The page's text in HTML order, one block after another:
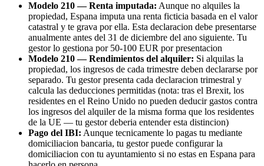
Modelo 210 — Renta imputada: Aunque no alquiles la
propiedad, Espana imputa una renta ficticia basada en el valor
catastral y te grava por ella. Esta declaracion debe presentarse
anualmente antes del 31 de diciembre del ano siguiente. Tu
gestor lo gestiona por 50-100 EUR por presentacion
Modelo 210 — Rendimientos del alquiler: Si alquilas la
propiedad, los ingresos de cada trimestre deben declararse por
separado. Tu gestor presenta cada declaracion trimestral y
calcula las deducciones permitidas (nota: tras el Brexit, los
residentes en el Reino Unido no pueden deducir gastos contra
los ingresos del alquiler de la misma forma que los residentes
de la UE — tu gestor deberia entender esta distincion)
Pago del IBI: Aunque tecnicamente lo pagas tu mediante
domiciliacion bancaria, tu gestor puede configurar la
domiciliacion con tu ayuntamiento si no estas en Espana para